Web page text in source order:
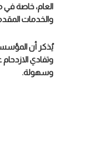
العام، خاصة في
والخدمات
يُذكر أن
وتفادي
وسهولة.